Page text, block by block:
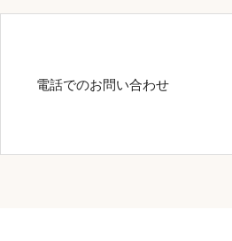
電話でのお問い合わせ